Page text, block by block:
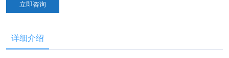
立即咨询
详细介绍